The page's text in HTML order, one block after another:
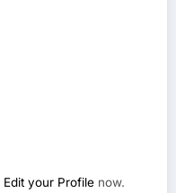
Edit your Profile now.